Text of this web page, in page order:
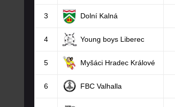
3 Dolní Kalná
4 Young boys Liberec
5 Myšáci Hradec Králové
6 FBC Valhalla